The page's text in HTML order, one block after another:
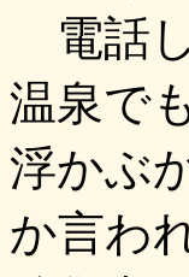
電話
温泉で
浮かぶ
か言わ